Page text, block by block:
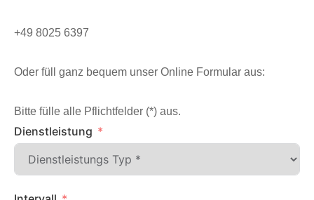
+49 8025 6397
Oder füll ganz bequem unser Online Formular aus:
Bitte fülle alle Pflichtfelder (*) aus.
Dienstleistung